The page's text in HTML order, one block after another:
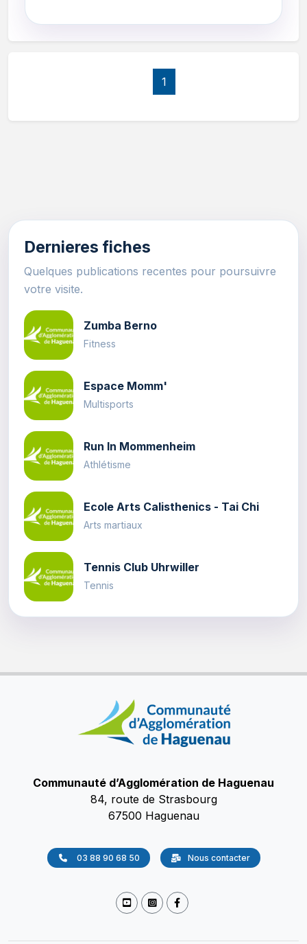
1
Dernieres fiches
Quelques publications recentes pour poursuivre
votre visite.
Zumba Berno
Fitness
Espace Momm'
Multisports
Run In Mommenheim
Athlétisme
Ecole Arts Calisthenics - Tai Chi
Arts martiaux
Tennis Club Uhrwiller
Tennis
Communauté d’Agglomération de Haguenau
84, route de Strasbourg
67500 Haguenau
03 88 90 68 50 Nous contacter